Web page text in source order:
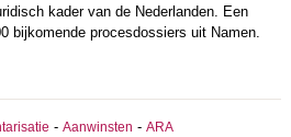
kader van de Nederlanden. Een
bijkomende procesdossiers uit Namen.
- Aanwinsten - ARA